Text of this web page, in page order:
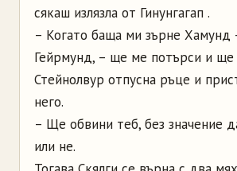
сякаш излязла от Гинунгагап .
– Когато баща ми зърне Хамунд
Гейрмунд, – ще ме потърси и ще
Стейнолвур отпусна ръце и
него.
– Ще обвини теб, без значение
или не.